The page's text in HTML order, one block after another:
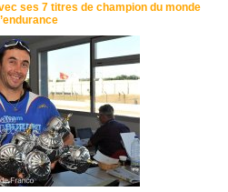
ses 7 titres de champion du monde